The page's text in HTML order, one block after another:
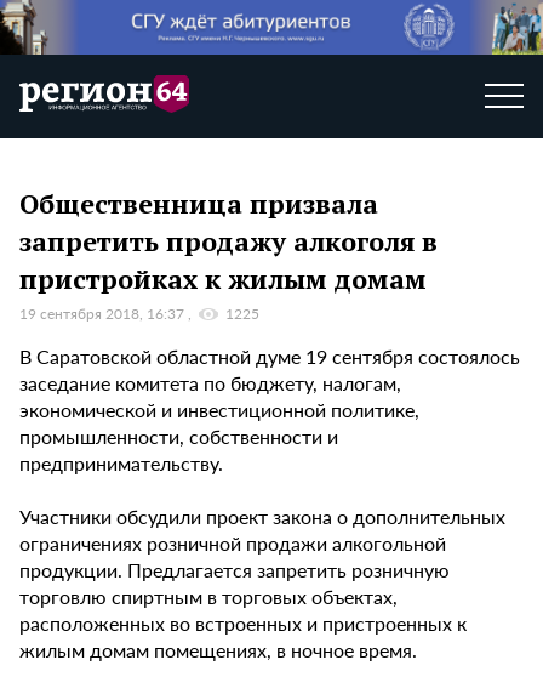
Общественница призвала
запретить продажу алкоголя в
пристройках к жилым домам
19 сентября 2018, 16:37 1225
В Саратовской областной думе 19 сентября состоялось
заседание комитета по бюджету, налогам,
экономической и инвестиционной политике,
промышленности, собственности и
предпринимательству.
Участники обсудили проект закона о дополнительных
ограничениях розничной продажи алкогольной
продукции. Предлагается запретить розничную
торговлю спиртным в торговых объектах,
расположенных во встроенных и пристроенных к
жилым домам помещениях, в ночное время.